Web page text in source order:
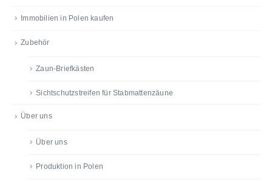
Immobilien in Polen kaufen
Zubehör
Zaun-Briefkästen
Sichtschutzstreifen für Stabmattenzäune
Über uns
Über uns
Produktion in Polen